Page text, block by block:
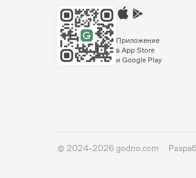
Приложение
в App Store
и Google Play
© 2024-2026 godno.com